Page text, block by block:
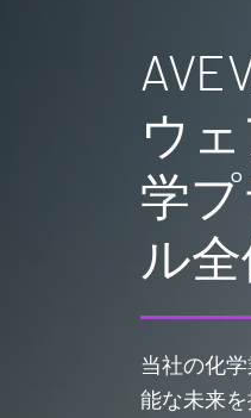
ウ
学
ル
当社の化
能な未来